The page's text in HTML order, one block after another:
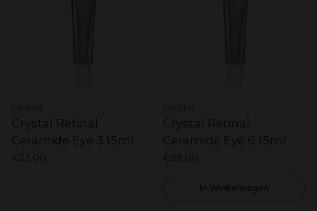
Crystal Retinal
Ceramide Eye 3 15ml
€53,00
Crystal Retinal
Ceramide Eye 6 15ml
€68,00
In Winkelwagen